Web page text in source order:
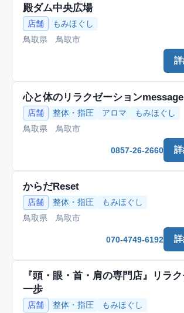
殿ダム中央広場
店舗
もみほぐし
鳥取県 鳥取市
心と体のリラクゼーションmessage
店舗 整体・指圧 アロマ
もみほぐし
鳥取県 鳥取市
0857-26-2660
からだReset
店舗 整体・指圧
もみほぐし
鳥取県 鳥取市
070-4749-6192
『頭・眼・首・肩の専門店』リラ
一歩
店舗 整体・指圧
もみほぐし